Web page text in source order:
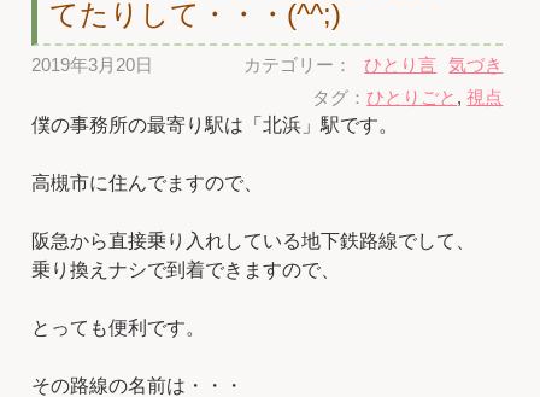
てたりして・・・(^^;)
2019年3月20日 カテゴリー： ひとり言
気づき
タグ：ひとりごと ,視点
僕の事務所の最寄り駅は「北浜」駅です。
高槻市に住んでますので、
阪急から直接乗り入れしている地下鉄路線でして、
乗り換えナシで到着できますので、
とっても便利です。
その路線の名前は・・・